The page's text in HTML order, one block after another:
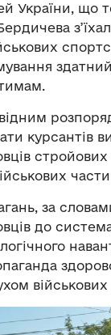
України, що
курсантів
за
до
військових